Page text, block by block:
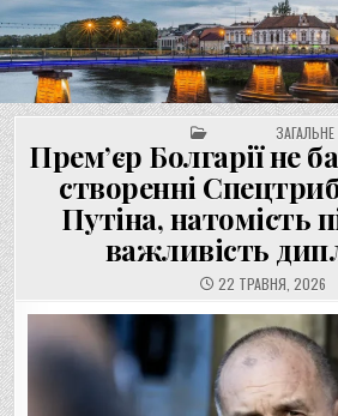
Перейти
до
вмісту
UNGVAR.UZ.UA
POSTED INЗАГАЛЬНЕ
Прем’єр Болгарії не
створенні
Путіна, натомість
важливість
22 ТРАВНЯ, 2026